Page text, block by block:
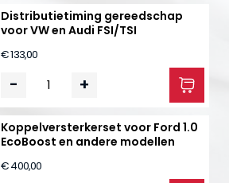
Distributietiming gereedschap
voor VW en Audi FSI/TSI
€ 133,00
- +
Koppelversterkerset voor Ford 1.0
EcoBoost en andere modellen
€ 400,00